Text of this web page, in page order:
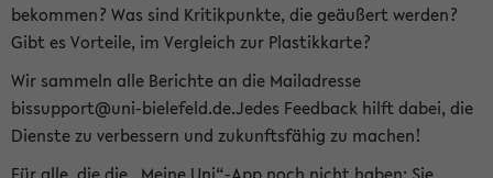
bekommen? Was sind Kritikpunkte, die geäußert werden?
Gibt es Vorteile, im Vergleich zur Plastikkarte?
Wir sammeln alle Berichte an die Mailadresse
bissupport@uni-bielefeld.de.Jedes Feedback hilft dabei, die
Dienste zu verbessern und zukunftsfähig zu machen!